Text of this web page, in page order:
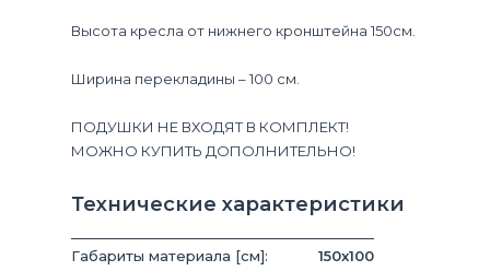
Высота кресла от нижнего кронштейна 150см.
Ширина перекладины – 100 см.
ПОДУШКИ НЕ ВХОДЯТ В КОМПЛЕКТ!
МОЖНО КУПИТЬ ДОПОЛНИТЕЛЬНО!
Технические характеристики
Габариты материала [см]:
150x100